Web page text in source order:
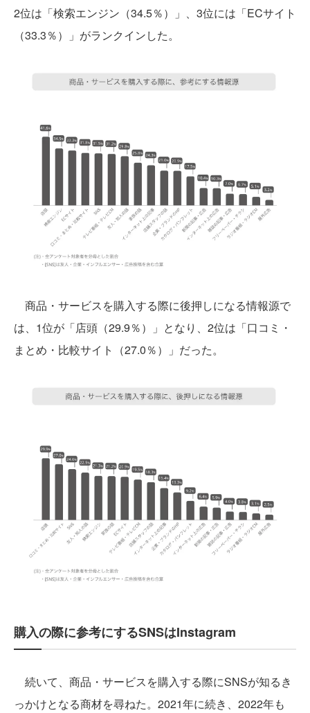
2位は「検索エンジン（34.5％）」、3位には「ECサイト
（33.3％）」がランクインした。
商品・サービスを購入する際に後押しになる情報源で
は、1位が「店頭（29.9％）」となり、2位は「口コミ・
まとめ・比較サイト（27.0％）」だった。
購入の際に参考にするSNSはInstagram
続いて、商品・サービスを購入する際にSNSが知るき
っかけとなる商材を尋ねた。2021年に続き、2022年も